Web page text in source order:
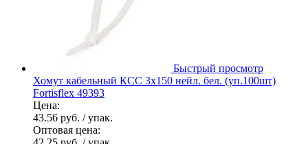
Быстрый просмотр
Хомут кабельный КСС 3х150 нейл. бел. (уп.100шт)
Fortisflex 49393
Цена:
43.56 руб. / упак.
Оптовая цена: